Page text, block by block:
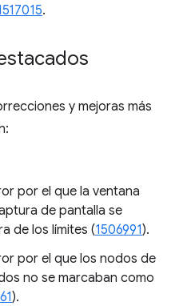
.
y mejoras más
por el que la ventana
de pantalla se
de los límites (1506991).
por el que los nodos de
no se marcaban como
).